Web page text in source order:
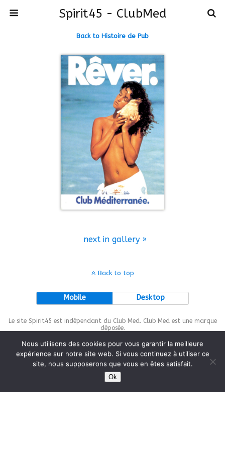
Spirit45 - ClubMed
Back to Histoire de Pub
next in gallery »
Back to top
Mobile Desktop
Le site Spirit45 est indépendant du Club Med. Club Med est une marque
déposée.
This site is protected bywp-copyrightpro.com
Nous utilisons des cookies pour vous garantir la meilleure
expérience sur notre site web. Si vous continuez à utiliser ce
site, nous supposerons que vous en êtes satisfait.
Ok